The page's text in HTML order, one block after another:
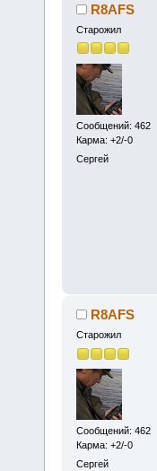
R8AFS
Старожил
Сообщений: 462
Карма: +2/-0
Сергей
R8AFS
Старожил
Сообщений: 462
Карма: +2/-0
Сергей